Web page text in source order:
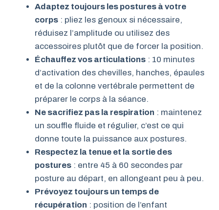
Adaptez toujours les postures à votre
corps : pliez les genoux si nécessaire,
réduisez l’amplitude ou utilisez des
accessoires plutôt que de forcer la position.
Échauffez vos articulations : 10 minutes
d’activation des chevilles, hanches, épaules
et de la colonne vertébrale permettent de
préparer le corps à la séance.
Ne sacrifiez pas la respiration : maintenez
un souffle fluide et régulier, c’est ce qui
donne toute la puissance aux postures.
Respectez la tenue et la sortie des
postures : entre 45 à 60 secondes par
posture au départ, en allongeant peu à peu.
Prévoyez toujours un temps de
récupération : position de l’enfant